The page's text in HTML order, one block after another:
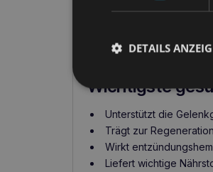
Aufnahme der
problemlos, was
täglichen Pflege der
Wichtigste
Unterstützt die
Trägt zur
Wirkt
Liefert wichtige
DETAILS